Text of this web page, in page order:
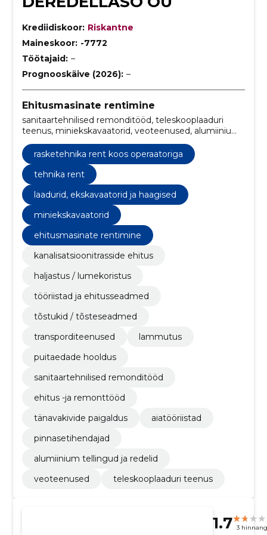
Krediidiskoor: Riskantne
Maineskoor: -7772
Töötajaid: –
Prognooskäive (2026): –
Ehitusmasinate rentimine
sanitaartehnilised remonditööd, teleskooplaaduri
teenus, miniekskavaatorid, veoteenused, alumiinium
tellingud ja redelid, laadurid, ekskavaatorid ja
haagised, Pinnasetihendajad, aiatööriistad,
tänavakivide paigaldus, ehitus -ja remonttööd
rasketehnika rent koos operaatoriga
tehnika rent
laadurid, ekskavaatorid ja haagised
miniekskavaatorid
ehitusmasinate rentimine
kanalisatsioonitrasside ehitus
haljastus / lumekoristus
tööriistad ja ehitusseadmed
tõstukid / tõsteseadmed
transporditeenused
lammutus
puitaedade hooldus
sanitaartehnilised remonditööd
ehitus -ja remonttööd
tänavakivide paigaldus
aiatööriistad
pinnasetihendajad
alumiinium tellingud ja redelid
veoteenused
teleskooplaaduri teenus
1.7 3